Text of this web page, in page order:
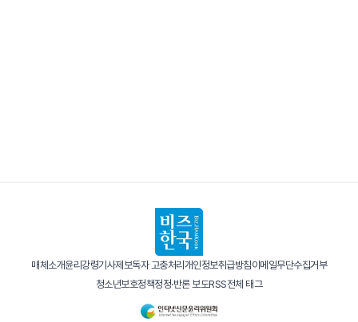
매체소개윤리강령기사제보독자 고충처리개인정보취급방침이메일무단수집거부
청소년보호정책정정·반론 보도RSS전체 태그